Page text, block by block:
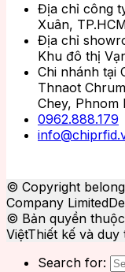
Địa chỉ công
Xuân,
Địa chỉ
Khu đô thị
Chi nhánh tại
Thnaot
Chey, Phnom
0962.888.179
© Copyright
Company Limited
© Bản quyền
ViệtThiết kế và duy
Search for: